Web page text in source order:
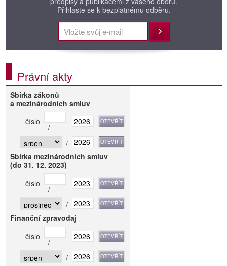
Přihlaste se k bezplatnému odběru.
Přihlásit
Právní akty
Sbírka zákonů
a mezinárodních smluv
číslo
/
/
Sbírka mezinárodních smluv
(do 31. 12. 2023)
číslo
/
/
Finanční zpravodaj
číslo
/
/